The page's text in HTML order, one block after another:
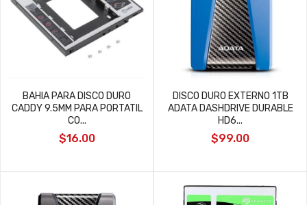
BAHIA PARA DISCO DURO
CADDY 9.5MM PARA PORTATIL
CO...
$16.00
DISCO DURO EXTERNO 1TB
ADATA DASHDRIVE DURABLE
HD6...
$99.00